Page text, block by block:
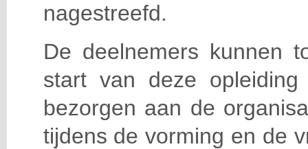
nagestreefd.
De deelnemers kunnen
start van deze
bezorgen aan de
tijdens de vorming en de